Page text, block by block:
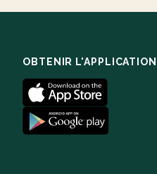
OBTENIR L'APPLICATION